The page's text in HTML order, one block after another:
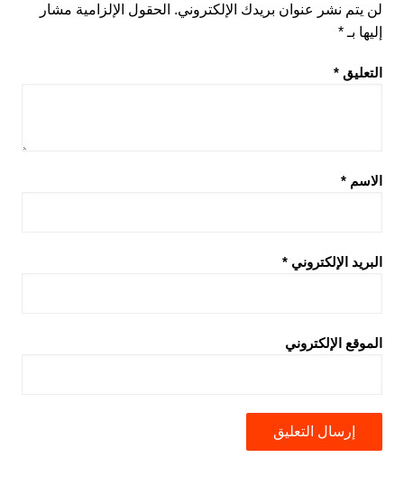
لن يتم نشر عنوان بريدك الإلكتروني. الحقول الإلزامية مشار
إليها بـ *
التعليق *
الاسم *
البريد الإلكتروني *
الموقع الإلكتروني